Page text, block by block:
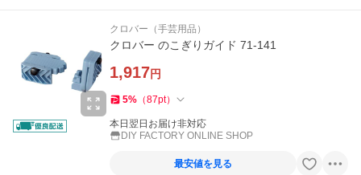
クロバー（手芸用品）
クロバー のこぎりガイド 71-141
1,917円
5% （87pt）
本日翌日お届け非対応
DIY FACTORY ONLINE SHOP
最安値を見る